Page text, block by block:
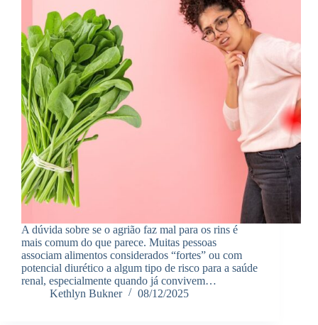
A dúvida sobre se o agrião faz mal para os rins é
mais comum do que parece. Muitas pessoas
associam alimentos considerados “fortes” ou com
potencial diurético a algum tipo de risco para a saúde
renal, especialmente quando já convivem…
Kethlyn Bukner
08/12/2025